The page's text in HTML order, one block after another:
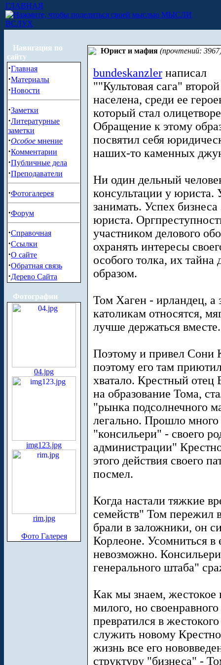
ГЛАВНАЯ
МЫСЛИ
ВСЛУХ
Навигация по
сайту
·Главная
·Материалы
·Новости
·Заметки
·Литературные
заметки
·Особое мнение
·Комментарии
·Публичные дела
·Преподаватели
·Фотогалерея
·Форум
·Справочная
·Ссылки
·О сайте
·Обратная связь
·Дерево Сайта
Фотографии
04.jpg
img123.jpg
rim.jpg
Фото Галерея
Юрист и мафия (прочтений:
bundeskanzlerнаписал
""Культовая сага"
населена, среди ее
который стал
Обращение к этому
посвятил себя
наших-то каменных
Ни один дельный
консультации у юриста.
занимать. Успех
юриста.
участником делового
охранять интересы
особого толка, их
образом.
Том Хаген - ирландец, а
католикам относятся,
лучше держаться вместе.
Поэтому и привел Сони
поэтому его там
хватало. Крестный отец
на образование Тома,
"рынка подсолнечного
легально. Прошло много
"консильери" - своего
администрации"
этого действия своего
посмел.
Когда настали тяжкие
семейств" Том пережил
брали в заложники, он
Корлеоне. Усомниться в
невозможно.
генерального штаба"
Как мы знаем, жестокое
милого, но
превратился в
служить новому
жизнь все его
структуру "бизнеса" -